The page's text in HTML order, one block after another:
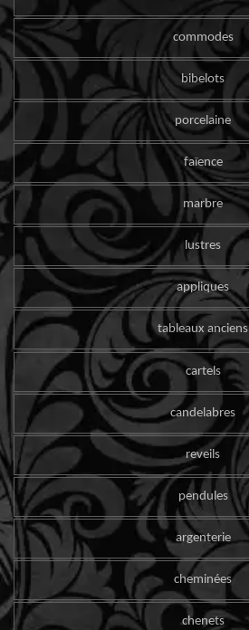
commodes
bibelots
porcelaine
faïence
marbre
lustres
appliques
tableaux anciens
cartels
candelabres
reveils
pendules
argenterie
cheminées
chenets